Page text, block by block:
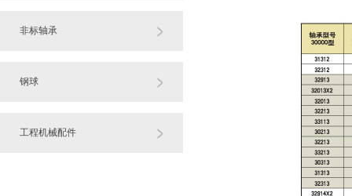
非标轴承
钢球
工程机械配件